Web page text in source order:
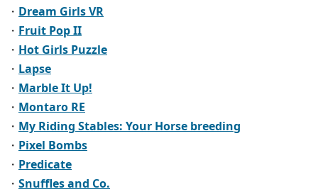
・ Dream Girls VR
・ Fruit Pop II
・ Hot Girls Puzzle
・ Lapse
・ Marble It Up!
・ Montaro RE
・ My Riding Stables: Your Horse breeding
・ Pixel Bombs
・ Predicate
・ Snuffles and Co.